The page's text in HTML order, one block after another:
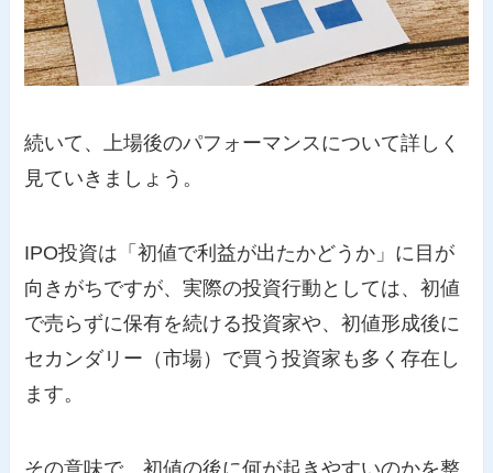
続いて、上場後のパフォーマンスについて詳しく
見ていきましょう。
IPO投資は「初値で利益が出たかどうか」に目が
向きがちですが、実際の投資行動としては、初値
で売らずに保有を続ける投資家や、初値形成後に
セカンダリー（市場）で買う投資家も多く存在し
ます。
その意味で、初値の後に何が起きやすいのかを整